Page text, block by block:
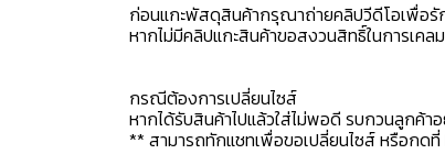
ก่อนแกะพัสดุสินค้ากรุณาถ่ายคลิปวีดีโอเพื่อรั
หากไม่มีคลิปแกะสินค้าขอสงวนสิทธิ์ในการเคล
กรณีต้องการเปลี่ยนไซส์
หากได้รับสินค้าไปแล้วใส่ไม่พอดี รบกวนลูกค้า
** สามารถทักแชทเพื่อขอเปลี่ยนไซส์ หรือกดที่